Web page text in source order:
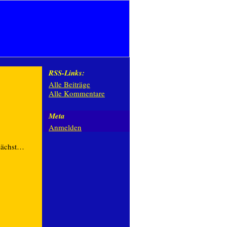
RSS-Links:
Alle Beiträge
Alle Kommentare
Meta
Anmelden